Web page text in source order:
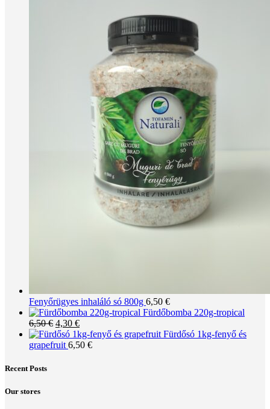
Fenyőrügyes inhaláló só 800g 6,50 €
Fürdőbomba 220g-tropical
6,50€ Original
price
was:
4,30 €Current
price
is:
Fürdősó 1kg-fenyő és
grapefruit 6,50 €
Recent Posts
Our stores